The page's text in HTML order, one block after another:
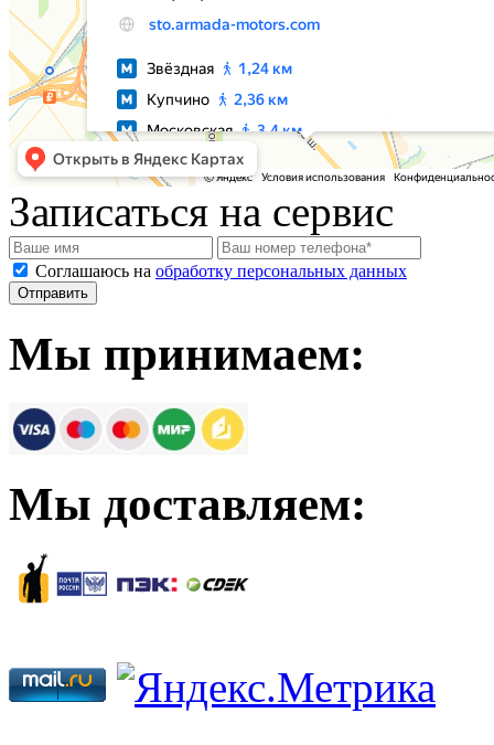
Записаться на сервис
Соглашаюсь на обработку персональных данных
Мы принимаем:
Мы доставляем: